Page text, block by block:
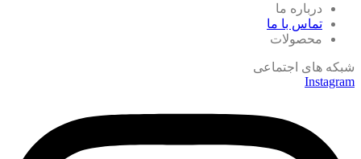
درباره ما
تماس با ما
محصولات
شبکه های اجتماعی
Instagram